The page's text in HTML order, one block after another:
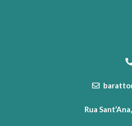
Rua